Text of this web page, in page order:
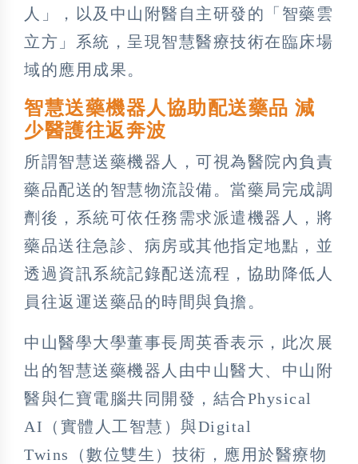
人」，以及中山附醫自主研發的「智藥雲
立方」系統，呈現智慧醫療技術在臨床場
域的應用成果。
智慧送藥機器人協助配送藥品 減
少醫護往返奔波
所謂智慧送藥機器人，可視為醫院內負責
藥品配送的智慧物流設備。當藥局完成調
劑後，系統可依任務需求派遣機器人，將
藥品送往急診、病房或其他指定地點，並
透過資訊系統記錄配送流程，協助降低人
員往返運送藥品的時間與負擔。
中山醫學大學董事長周英香表示，此次展
出的智慧送藥機器人由中山醫大、中山附
醫與仁寶電腦共同開發，結合Physical
AI（實體人工智慧）與Digital
Twins（數位雙生）技術，應用於醫療物